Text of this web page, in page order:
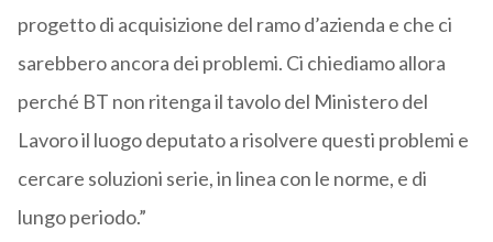
progetto di acquisizione del ramo d’azienda e che ci
sarebbero ancora dei problemi. Ci chiediamo allora
perché BT non ritenga il tavolo del Ministero del
Lavoro il luogo deputato a risolvere questi problemi e
cercare soluzioni serie, in linea con le norme, e di
lungo periodo.”